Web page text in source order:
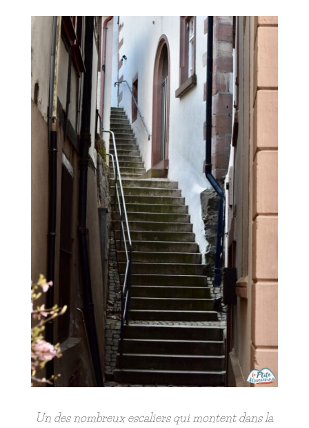
Un des nombreux escaliers qui montent dans la